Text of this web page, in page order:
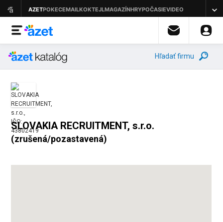
Hľadať firmu
SLOVAKIA RECRUITMENT, s.r.o.
(zrušená/pozastavená)